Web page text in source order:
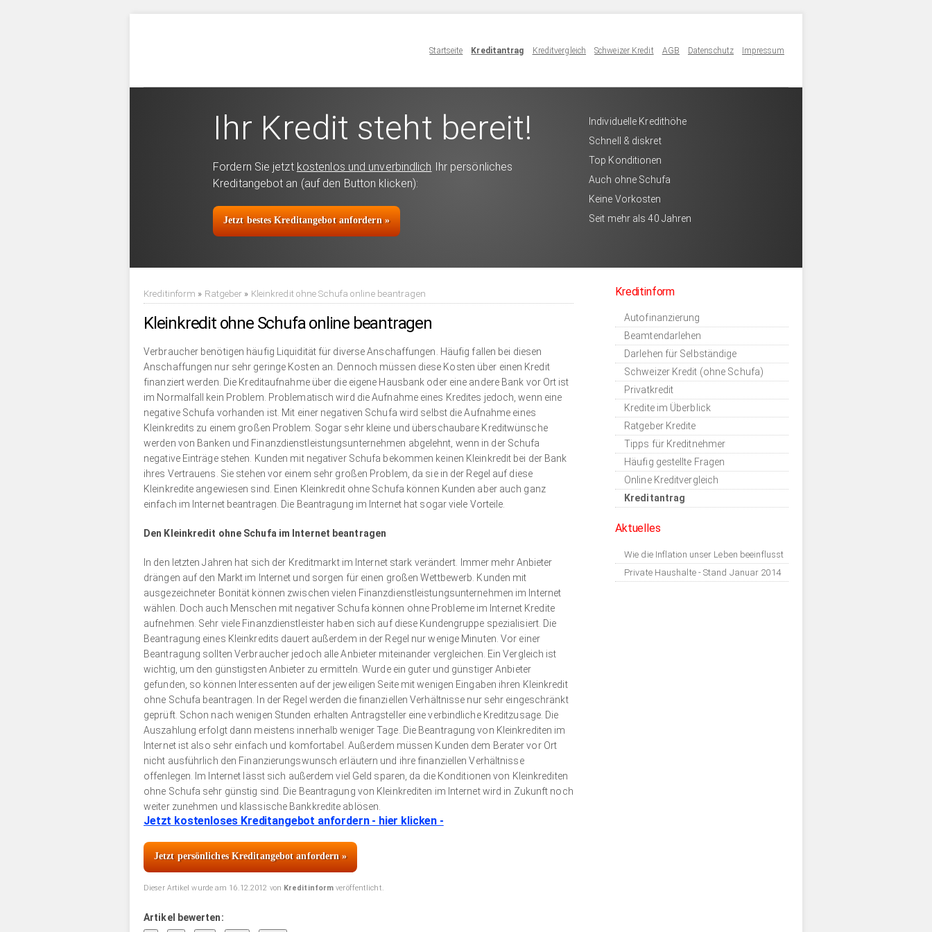
Startseite Kreditantrag Kreditvergleich Schweizer Kredit AGB Datenschutz Impressum
Ihr Kredit steht bereit!
Fordern Sie jetzt kostenlos und unverbindlich Ihr persönliches
Kreditangebot an (auf den Button klicken):
Jetzt bestes Kreditangebot anfordern »
Individuelle Kredithöhe
Schnell & diskret
Top Konditionen
Auch ohne Schufa
Keine Vorkosten
Seit mehr als 40 Jahren
Kreditinform » Ratgeber » Kleinkredit ohne Schufa online beantragen
Kleinkredit ohne Schufa online beantragen
Verbraucher benötigen häufig Liquidität für diverse Anschaffungen. Häufig fallen bei diesen
Anschaffungen nur sehr geringe Kosten an. Dennoch müssen diese Kosten über einen Kredit
finanziert werden. Die Kreditaufnahme über die eigene Hausbank oder eine andere Bank vor Ort ist
im Normalfall kein Problem. Problematisch wird die Aufnahme eines Kredites jedoch, wenn eine
negative Schufa vorhanden ist. Mit einer negativen Schufa wird selbst die Aufnahme eines
Kleinkredits zu einem großen Problem. Sogar sehr kleine und überschaubare Kreditwünsche
werden von Banken und Finanzdienstleistungsunternehmen abgelehnt, wenn in der Schufa
negative Einträge stehen. Kunden mit negativer Schufa bekommen keinen Kleinkredit bei der Bank
ihres Vertrauens. Sie stehen vor einem sehr großen Problem, da sie in der Regel auf diese
Kleinkredite angewiesen sind. Einen Kleinkredit ohne Schufa können Kunden aber auch ganz
einfach im Internet beantragen. Die Beantragung im Internet hat sogar viele Vorteile.
Den Kleinkredit ohne Schufa im Internet beantragen
In den letzten Jahren hat sich der Kreditmarkt im Internet stark verändert. Immer mehr Anbieter
drängen auf den Markt im Internet und sorgen für einen großen Wettbewerb. Kunden mit
ausgezeichneter Bonität können zwischen vielen Finanzdienstleistungsunternehmen im Internet
wählen. Doch auch Menschen mit negativer Schufa können ohne Probleme im Internet Kredite
aufnehmen. Sehr viele Finanzdienstleister haben sich auf diese Kundengruppe spezialisiert. Die
Beantragung eines Kleinkredits dauert außerdem in der Regel nur wenige Minuten. Vor einer
Beantragung sollten Verbraucher jedoch alle Anbieter miteinander vergleichen. Ein Vergleich ist
wichtig, um den günstigsten Anbieter zu ermitteln. Wurde ein guter und günstiger Anbieter
gefunden, so können Interessenten auf der jeweiligen Seite mit wenigen Eingaben ihren Kleinkredit
ohne Schufa beantragen. In der Regel werden die finanziellen Verhältnisse nur sehr eingeschränkt
geprüft. Schon nach wenigen Stunden erhalten Antragsteller eine verbindliche Kreditzusage. Die
Auszahlung erfolgt dann meistens innerhalb weniger Tage. Die Beantragung von Kleinkrediten im
Internet ist also sehr einfach und komfortabel. Außerdem müssen Kunden dem Berater vor Ort
nicht ausführlich den Finanzierungswunsch erläutern und ihre finanziellen Verhältnisse
offenlegen. Im Internet lässt sich außerdem viel Geld sparen, da die Konditionen von Kleinkrediten
ohne Schufa sehr günstig sind. Die Beantragung von Kleinkrediten im Internet wird in Zukunft noch
weiter zunehmen und klassische Bankkredite ablösen.
Jetzt kostenloses Kreditangebot anfordern - hier klicken -
Jetzt persönliches Kreditangebot anfordern »
Dieser Artikel wurde am 16.12.2012 von Kreditinform veröffentlicht.
Artikel bewerten:
Kreditinform
Autofinanzierung
Beamtendarlehen
Darlehen für Selbständige
Schweizer Kredit (ohne Schufa)
Privatkredit
Kredite im Überblick
Ratgeber Kredite
Tipps für Kreditnehmer
Häufig gestellte Fragen
Online Kreditvergleich
Kreditantrag
Aktuelles
Wie die Inflation unser Leben beeinflusst
Private Haushalte - Stand Januar 2014